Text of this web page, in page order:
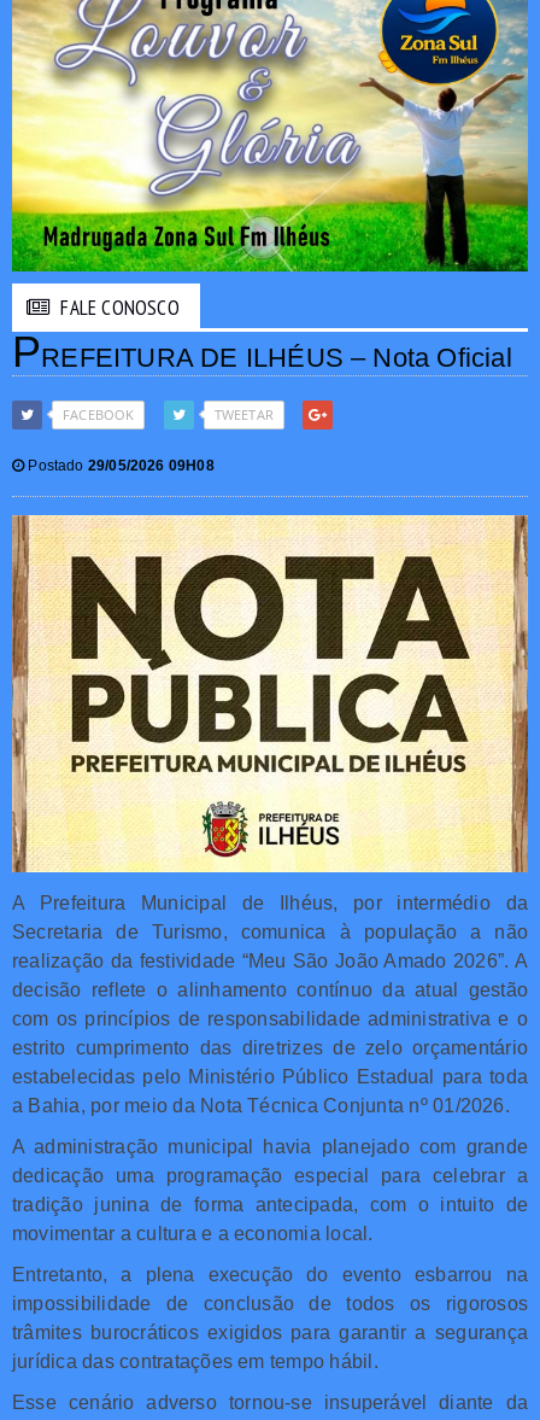
FALE CONOSCO
PREFEITURA DE ILHÉUS – Nota Oficial
FACEBOOK TWEETAR
Postado 29/05/2026 09H08
A Prefeitura Municipal de Ilhéus, por intermédio da
Secretaria de Turismo, comunica à população a não
realização da festividade “Meu São João Amado 2026”. A
decisão reflete o alinhamento contínuo da atual gestão
com os princípios de responsabilidade administrativa e o
estrito cumprimento das diretrizes de zelo orçamentário
estabelecidas pelo Ministério Público Estadual para toda
a Bahia, por meio da Nota Técnica Conjunta nº 01/2026.
A administração municipal havia planejado com grande
dedicação uma programação especial para celebrar a
tradição junina de forma antecipada, com o intuito de
movimentar a cultura e a economia local.
Entretanto, a plena execução do evento esbarrou na
impossibilidade de conclusão de todos os rigorosos
trâmites burocráticos exigidos para garantir a segurança
jurídica das contratações em tempo hábil.
Esse cenário adverso tornou-se insuperável diante da